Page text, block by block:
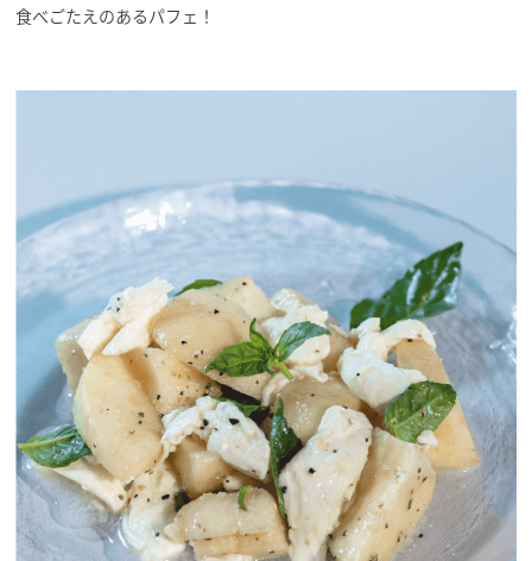
食べごたえのあるパフェ！